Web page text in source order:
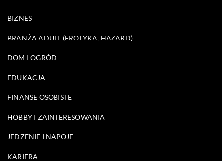
BIZNES
BRANŻA ADULT (EROTYKA, HAZARD)
DOM I OGRÓD
EDUKACJA
FINANSE OSOBISTE
HOBBY I ZAINTERESOWANIA
JEDZENIE I NAPOJE
KARIERA